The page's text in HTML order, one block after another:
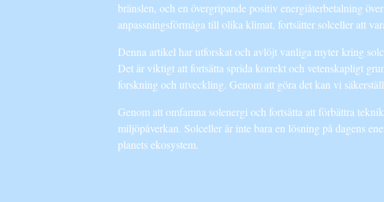
bränslen, och en övergripande positiv energiåterbetalning
anpassningsförmåga till olika klimat, fortsätter solceller att
Denna artikel har utforskat och avlöjt vanliga myter kring
Det är viktigt att fortsätta sprida korrekt och vetenskapligt
forskning och utveckling. Genom att göra det kan vi
Genom att omfamna solenergi och fortsätta att förbättra
miljöpåverkan. Solceller är inte bara en lösning på dagens
planets ekosystem.